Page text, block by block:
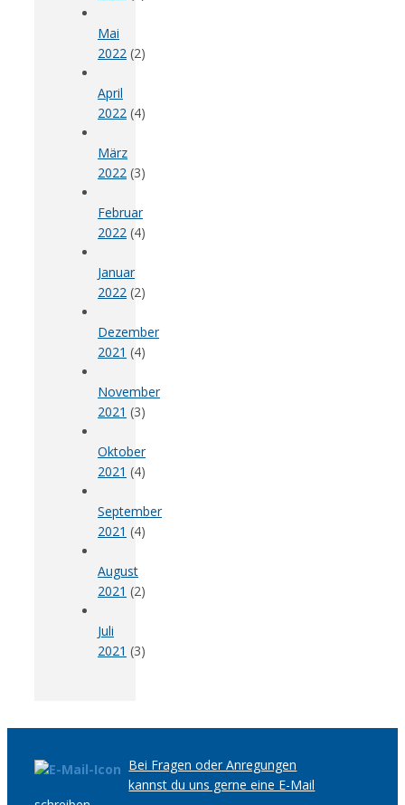
Mai
2022 (2)
April
2022 (4)
März
2022 (3)
Februar
2022 (4)
Januar
2022 (2)
Dezember
2021 (4)
November
2021 (3)
Oktober
2021 (4)
September
2021 (4)
August
2021 (2)
Juli
2021 (3)
Bei Fragen oder Anregungen
kannst du uns gerne eine E-Mail